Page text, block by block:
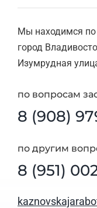
Мы находимся по
город
Изумрудная
по вопросам
8 (908)
по другим
8 (951)